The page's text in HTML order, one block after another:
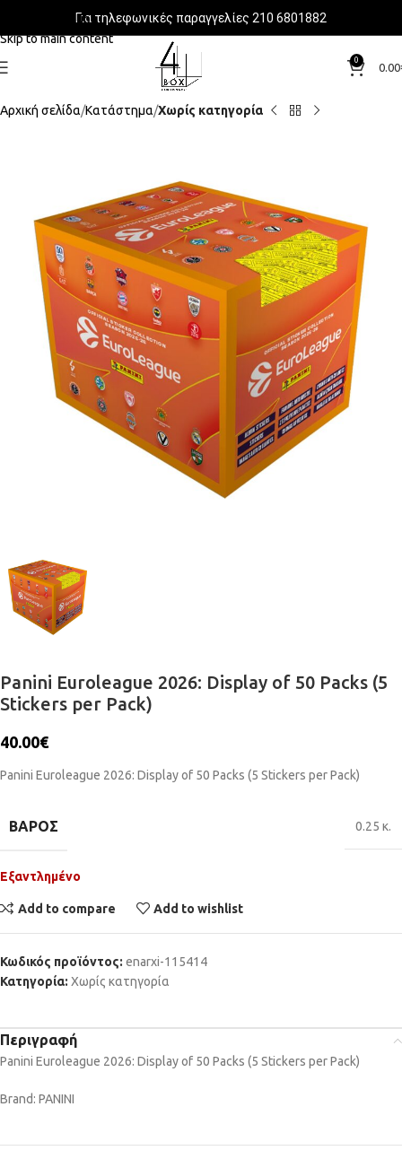
Skip to navigation
Skip to main content
Για τηλεφωνικές παραγγελίες 210 6801882
0
0.00
Αρχική σελίδα Κατάστημα Χωρίς κατηγορία
Panini Euroleague 2026: Display of 50 Packs (5
Stickers per Pack)
40.00€
Panini Euroleague 2026: Display of 50 Packs (5 Stickers per Pack)
ΒΆΡΟΣ 0.25 κ.
Εξαντλημένο
Add to compare Add to wishlist
Κωδικός προϊόντος: enarxi-115414
Κατηγορία: Χωρίς κατηγορία
Περιγραφή
Panini Euroleague 2026: Display of 50 Packs (5 Stickers per Pack)
Brand: PANINI